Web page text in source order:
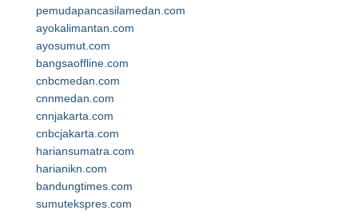
pemudapancasilamedan.com
ayokalimantan.com
ayosumut.com
bangsaoffline.com
cnbcmedan.com
cnnmedan.com
cnnjakarta.com
cnbcjakarta.com
hariansumatra.com
harianikn.com
bandungtimes.com
sumutekspres.com